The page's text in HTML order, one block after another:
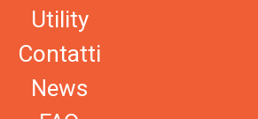
Utility
Contatti
News